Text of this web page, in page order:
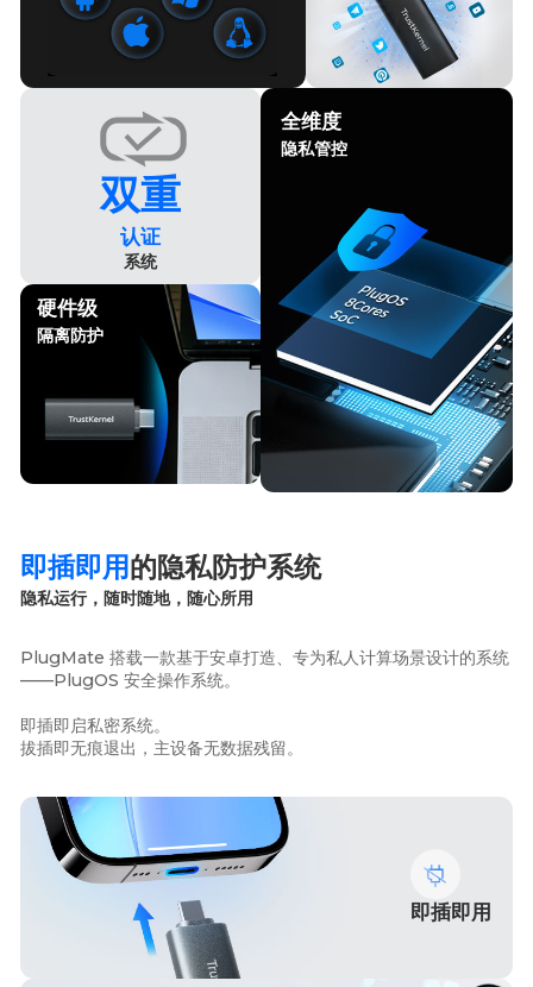
双重
认证
系统
硬件级
隔离防护
全维度
隐私管控
即插即用的隐私防护系统
隐私运行，随时随地，随心所用
PlugMate 搭载一款基于安卓打造、专为私人计算场景设计的系统
——PlugOS 安全操作系统。
即插即启私密系统。
拔插即无痕退出，主设备无数据残留。
即插即用